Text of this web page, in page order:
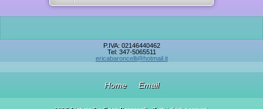
P.IVA: 02146440462
Tel: 347-5065511
ericabaroncelli@hotmail.it
Home Email